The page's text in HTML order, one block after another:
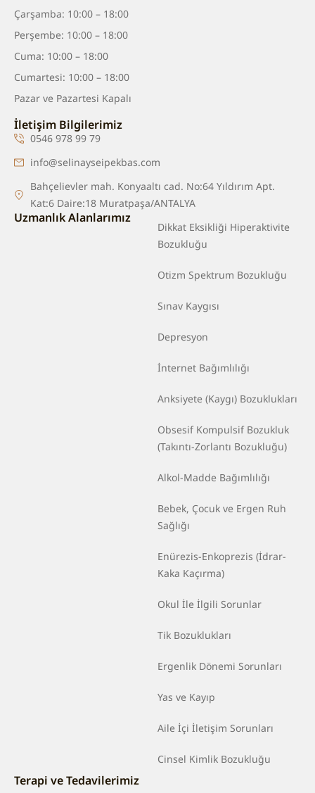
Çarşamba: 10:00 – 18:00
Perşembe: 10:00 – 18:00
Cuma: 10:00 – 18:00
Cumartesi: 10:00 – 18:00
Pazar ve Pazartesi Kapalı
İletişim Bilgilerimiz
0546 978 99 79
info@selinayseipekbas.com
Bahçelievler mah. Konyaaltı cad. No:64 Yıldırım Apt.
Kat:6 Daire:18 Muratpaşa/ANTALYA
Uzmanlık Alanlarımız
Dikkat Eksikliği Hiperaktivite
Bozukluğu
Otizm Spektrum Bozukluğu
Sınav Kaygısı
Depresyon
İnternet Bağımlılığı
Anksiyete (Kaygı) Bozuklukları
Obsesif Kompulsif Bozukluk
(Takıntı-Zorlantı Bozukluğu)
Alkol-Madde Bağımlılığı
Bebek, Çocuk ve Ergen Ruh
Sağlığı
Enürezis-Enkoprezis (İdrar-
Kaka Kaçırma)
Okul İle İlgili Sorunlar
Tik Bozuklukları
Ergenlik Dönemi Sorunları
Yas ve Kayıp
Aile İçi İletişim Sorunları
Cinsel Kimlik Bozukluğu
Terapi ve Tedavilerimiz